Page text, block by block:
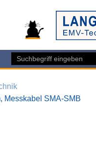
Messkabel SMA-SMB